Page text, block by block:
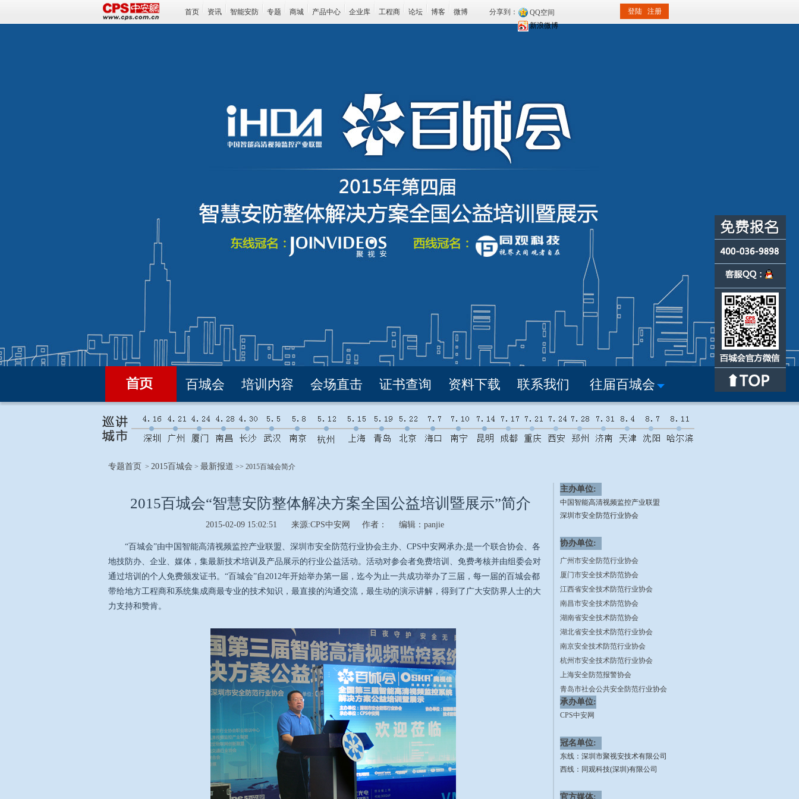
首页 资讯 智能安防 专题 商城 产品中心 企业库 工程商 论坛 博客 微博 分享到：
QQ空间
新浪微博
登陆 注册
百城会 培训内容 会场直击 证书查询 资料下载 联系我们 往届百城会
专题首页 > 2015百城会 > 最新报道 >> 2015百城会简介
2015百城会“智慧安防整体解决方案全国公益培训暨展示”简介
2015-02-09 15:02:51 来源:CPS中安网 作者： 编辑： panjie
“百城会”由中国智能高清视频监控产业联盟、深圳市安全防范行业协会主办、CPS中安网承办;是一个联合协会、各
地技防办、企业、媒体，集最新技术培训及产品展示的行业公益活动。活动对参会者免费培训、免费考核并由组委会对
通过培训的个人免费颁发证书。“百城会”自2012年开始举办第一届，迄今为止一共成功举办了三届，每一届的百城会都
带给地方工程商和系统集成商最专业的技术知识，最直接的沟通交流，最生动的演示讲解，得到了广大安防界人士的大
力支持和赞肯。
主办单位:
中国智能高清视频监控产业联盟
深圳市安全防范行业协会
协办单位:
广州市安全防范行业协会
厦门市安全技术防范协会
江西省安全技术防范行业协会
南昌市安全技术防范协会
湖南省安全技术防范协会
湖北省安全技术防范行业协会
南京安全技术防范行业协会
杭州市安全技术防范行业协会
上海安全防范报警协会
青岛市社会公共安全防范行业协会
北京安全防范行业协会
西线：
广西安全技术防范行业协会
云南省安全技术防范协会
四川省社会公共安全行业协会
成都安全防范协会
承办单位:
CPS中安网
冠名单位:
东线：深圳市聚视安技术有限公司
西线：同观科技(深圳)有限公司
官方媒体: